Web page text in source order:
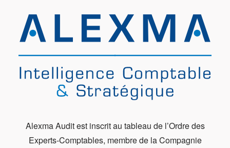
Alexma Audit est inscrit au tableau de l’Ordre des
Experts-Comptables, membre de la Compagnie